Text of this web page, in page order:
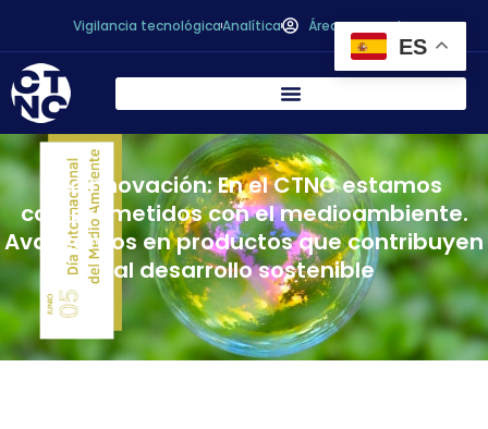
Vigilancia tecnológicaAnalítica Área personal
Ecoinnovación: En el CTNC estamos
comprometidos con el medioambiente.
Avanzamos en productos que contribuyen
al desarrollo sostenible
ES